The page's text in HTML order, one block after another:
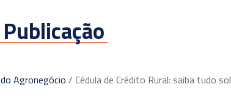
Publicação
Agronegócio / Cédula de Crédito Rural: saiba tudo